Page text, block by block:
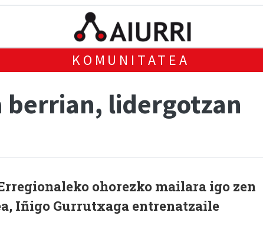
KOMUNITATEA
berrian, lidergotzan
ohorezko mailara igo zen
Iñigo Gurrutxaga entrenatzaile